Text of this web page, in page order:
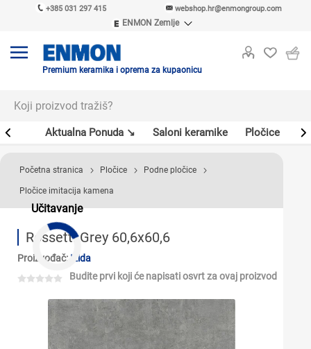
+385 031 297 415 webshop.hr@enmongroup.com
ENMON Zemlje
ENMON MKD
Premium keramika i oprema za kupaonicu
Aktualna Ponuda ↘ Saloni keramike Pločice
Učitavanje
Početna stranica Pločice Podne pločice
Pločice imitacija kamena
Rossetti Grey 60,6x60,6
Proizvođač: Izida
Budite prvi koji će napisati osvrt za ovaj proizvod